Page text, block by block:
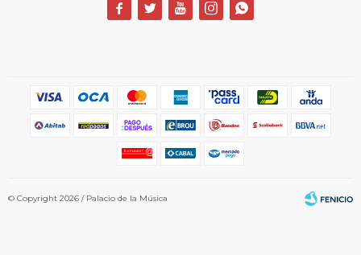
    
© Copyright 2026 / Palacio de la Música